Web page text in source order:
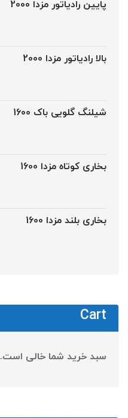
پایین رادیاتور مزدا 2000
بالا رادیاتور مزدا 2000
شیلنگ گلویی باک 1600
بخاری کوتاه مزدا 1600
بخاری بلند مزدا 1600
Cart
سبد خرید شما خالی است.